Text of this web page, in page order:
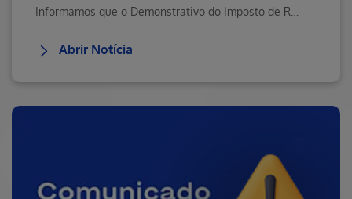
Abrir Notícia